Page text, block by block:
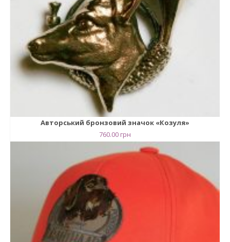
Авторський бронзовий значок «Козуля»
760.00 грн